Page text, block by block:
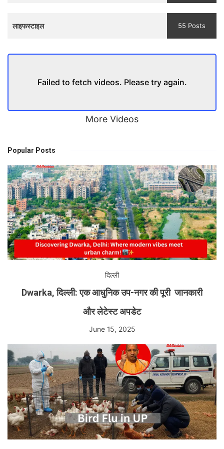
लाइफस्टाइल 55 Posts
Failed to fetch videos. Please try again.
More Videos
Popular Posts
दिल्ली
Dwarka, दिल्ली: एक आधुनिक उप-नगर की पूरी जानकारी
और लेटेस्ट अपडेट
June 15, 2025